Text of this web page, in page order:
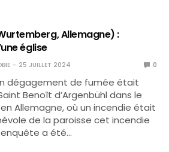
Allemagne) :
église
25 JUILLET 2024 0
dégagement de fumée était
Benoît d’Argenbühl dans le
Allemagne, où un incendie était
de la paroisse cet incendie
a été…